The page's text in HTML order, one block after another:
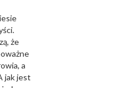
że
a
jak jest